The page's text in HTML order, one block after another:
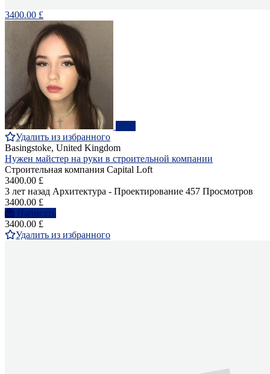
3400.00 £
Удалить из избранного
Basingstoke, United Kingdom
Нужен майстер на руки в строительной компании
Строительная компания Capital Loft
3400.00 £
3 лет назад Архитектура - Проектирование 457 Просмотров
3400.00 £
Написать
3400.00 £
Удалить из избранного